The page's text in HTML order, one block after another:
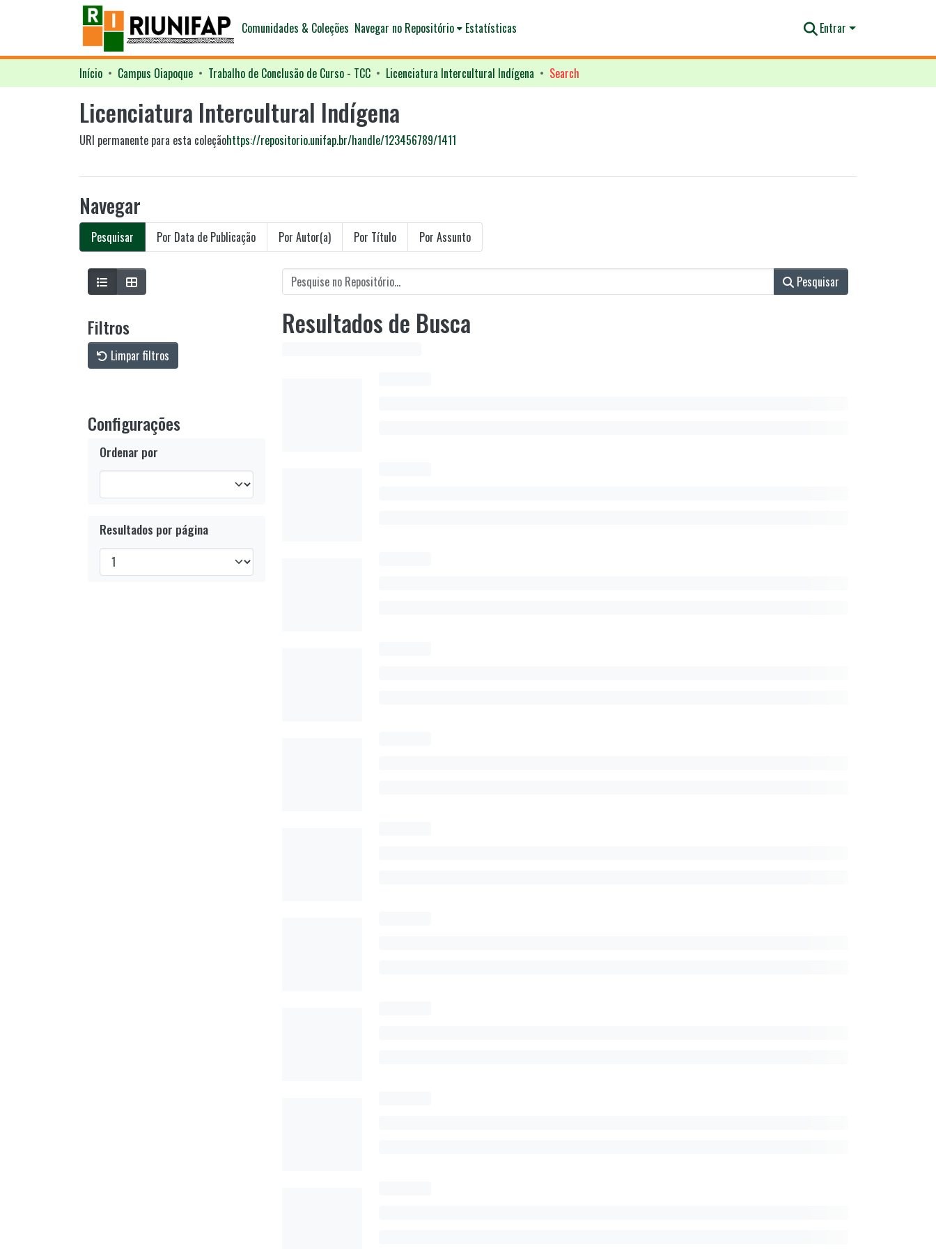
Comunidades & Coleções Navegar no Repositório Estatísticas Entrar
Início Campus Oiapoque Trabalho de Conclusão de Curso - TCC Licenciatura Intercultural Indígena Search
Licenciatura Intercultural Indígena
URI permanente para esta coleçãohttps://repositorio.unifap.br/handle/123456789/1411
Navegar
Pesquisar Por Data de Publicação Por Autor(a) Por Título Por Assunto
Filtros
Limpar filtros
Configurações
Ordenar por
Resultados por página
Pesquisar
Resultados de Busca